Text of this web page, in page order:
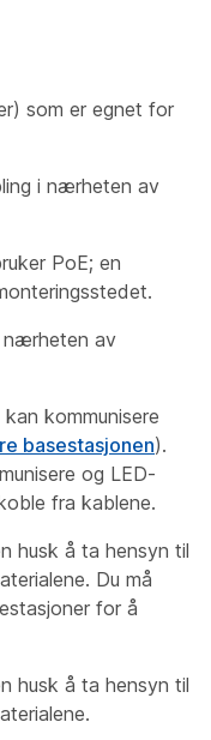
som er egnet for
i nærheten av
PoE; en
nærheten av
kommunisere
basestasjonen).
og LED-
fra kablene.
husk å ta hensyn til
Du må
for å
husk å ta hensyn til